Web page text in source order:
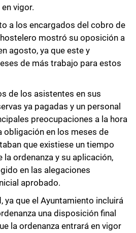
vigor.
a los encargados del cobro de
mostró su oposición a
agosto, ya que este y
de más trabajo para estos
de los asistentes en sus
ya pagadas y un personal
preocupaciones a la hora
obligación en los meses de
que existiese un tiempo
ordenanza y su aplicación,
en las alegaciones
aprobado.
ya que el Ayuntamiento incluirá
una disposición final
la ordenanza entrará en vigor